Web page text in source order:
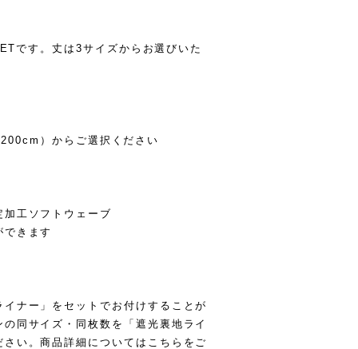
です。丈は3サイズからお選びいた
）からご選択ください
工ソフトウェーブ
きます
ナー」をセットでお付けすることが
同サイズ・同枚数を「遮光裏地ライ
い。商品詳細についてはこちらをご